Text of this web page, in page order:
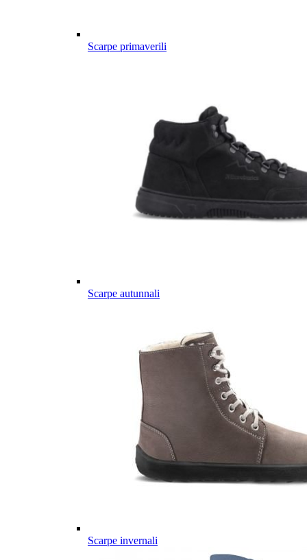
Scarpe primaverili
Scarpe autunnali
Scarpe invernali